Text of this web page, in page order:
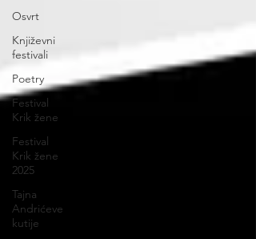
Osvrt
Književni
festivali
Poetry
Festival
Krik žene
Festival
Krik žene
2025
Tajna
Andrićeve
kutije